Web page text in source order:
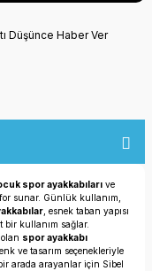
Düşünce Haber Ver
spor ayakkabıları ve
sunar. Günlük kullanım,
, esnek taban yapısı
kullanım sağlar.
spor ayakkabı
ve tasarım seçenekleriyle
arada arayanlar için Sibel